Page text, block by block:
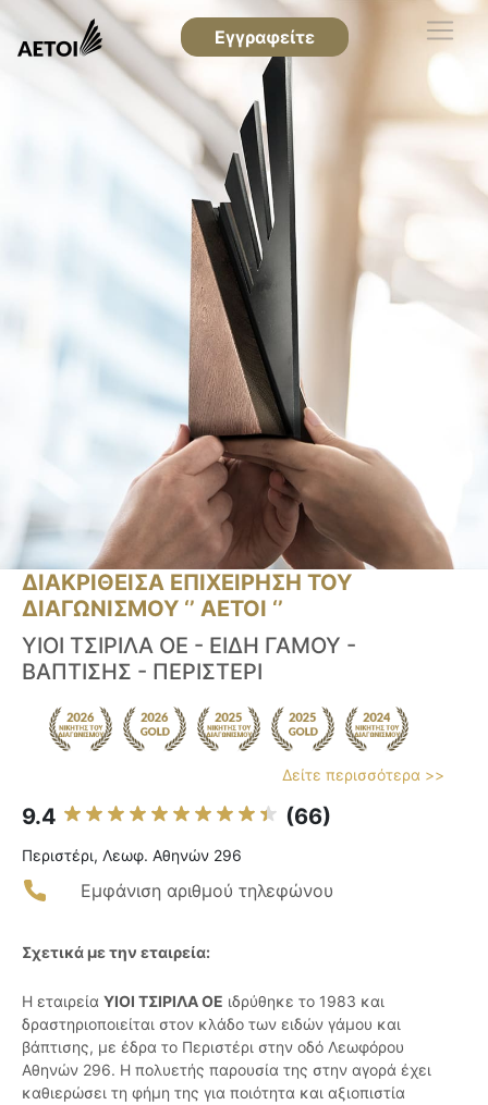
Εγγραφείτε
ΔΙΑΚΡΙΘΕΙΣΑ ΕΠΙΧΕΙΡΗΣΗ ΤΟΥ
ΔΙΑΓΩΝΙΣΜΟΥ ‘’ ΑΕΤΟΙ ‘’
ΥΙΟΙ ΤΣΙΡΙΛΑ ΟΕ - ΕΙΔΗ ΓΑΜΟΥ -
ΒΑΠΤΙΣΗΣ - ΠΕΡΙΣΤΕΡΙ
Δείτε περισσότερα >>
9.4 (66)
Περιστέρι, Λεωφ. Αθηνών 296
Εμφάνιση αριθμού τηλεφώνου
Σχετικά με την εταιρεία:
Η εταιρεία ΥΙΟΙ ΤΣΙΡΙΛΑ ΟΕ ιδρύθηκε το 1983 και
δραστηριοποιείται στον κλάδο των ειδών γάμου και
βάπτισης, με έδρα το Περιστέρι στην οδό Λεωφόρου
Αθηνών 296. Η πολυετής παρουσία της στην αγορά έχει
καθιερώσει τη φήμη της για ποιότητα και αξιοπιστία